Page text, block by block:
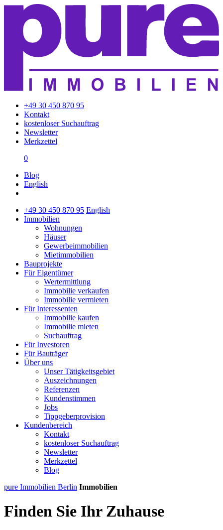
+49 30 450 870 95
Kontakt
kostenloser Suchauftrag
Newsletter
Merkzettel
0
Blog
English
+49 30 450 870 95 English
Immobilien
Wohnungen
Häuser
Gewerbeimmobilien
Mietimmobilien
Bauprojekte
Für Eigentümer
Wertermittlung
Immobilie verkaufen
Immobilie vermieten
Für Interessenten
Immobilie kaufen
Immobilie mieten
Suchauftrag
Für Investoren
Für Bauträger
Über uns
Unser Tätigkeitsgebiet
Auszeichnungen
Referenzen
Kundenstimmen
Jobs
Tippgeberprovision
Kundenbereich
Kontakt
kostenloser Suchauftrag
Newsletter
Merkzettel
Blog
pure Immobilien Berlin Immobilien
Finden Sie Ihr Zuhause